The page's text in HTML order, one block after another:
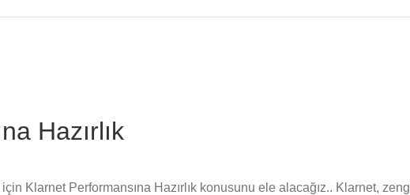
Hazırlık
Klarnet Performansına Hazırlık konusunu ele alacağız.. Klarnet,